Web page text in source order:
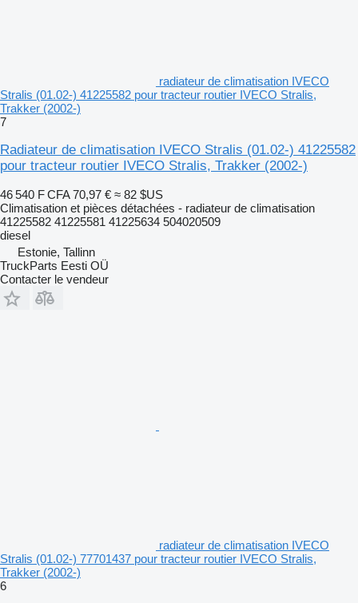
radiateur de climatisation IVECO
Stralis (01.02-) 41225582 pour tracteur routier IVECO Stralis,
Trakker (2002-)
7
Radiateur de climatisation IVECO Stralis (01.02-) 41225582
pour tracteur routier IVECO Stralis, Trakker (2002-)
46 540 F CFA 70,97 € ≈ 82 $US
Climatisation et pièces détachées - radiateur de climatisation
41225582 41225581 41225634 504020509
diesel
Estonie, Tallinn
TruckParts Eesti OÜ
Contacter le vendeur
radiateur de climatisation IVECO
Stralis (01.02-) 77701437 pour tracteur routier IVECO Stralis,
Trakker (2002-)
6